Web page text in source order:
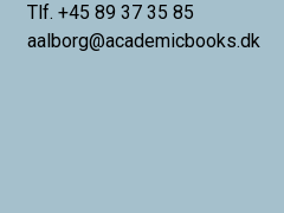
Tlf. +45 89 37 35 85
aalborg@academicbooks.dk